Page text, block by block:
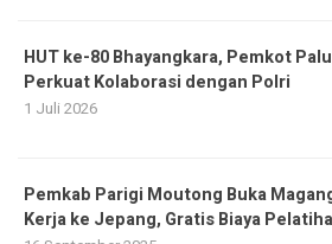
HUT ke-80 Bhayangkara, Pemkot Palu
Perkuat Kolaborasi dengan Polri
1 Juli 2026
Pemkab Parigi Moutong Buka
Kerja ke Jepang, Gratis Biaya